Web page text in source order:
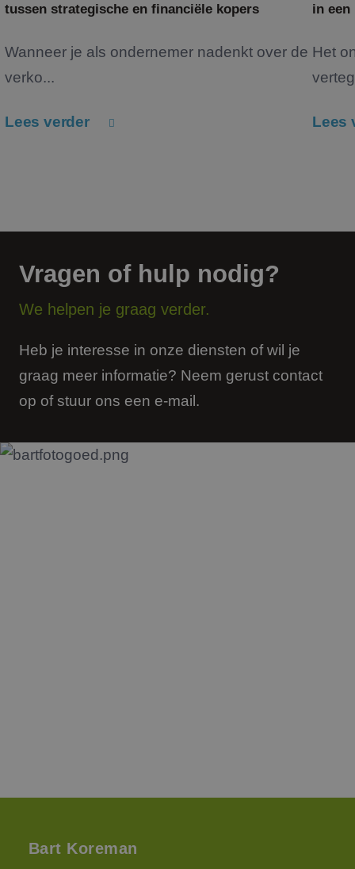
tussen strategische en financiële kopers
Wanneer je als ondernemer nadenkt over de
verko...
Lees verder
in een
Het
Lees
Vragen of hulp nodig?
We helpen je graag verder.
Heb je interesse in onze diensten of wil je
graag meer informatie? Neem gerust contact
op of stuur ons een e-mail.
Bart Koreman